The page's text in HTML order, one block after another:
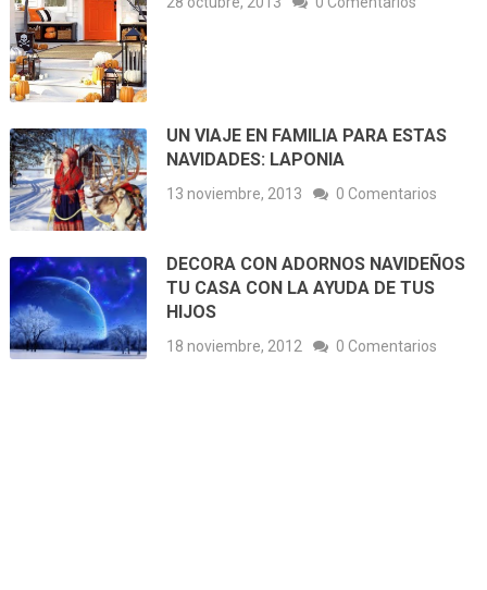
UN VIAJE EN FAMILIA PARA ESTAS
NAVIDADES: LAPONIA
13 noviembre, 2013 0 Comentarios
DECORA CON ADORNOS NAVIDEÑOS
TU CASA CON LA AYUDA DE TUS
HIJOS
18 noviembre, 2012 0 Comentarios